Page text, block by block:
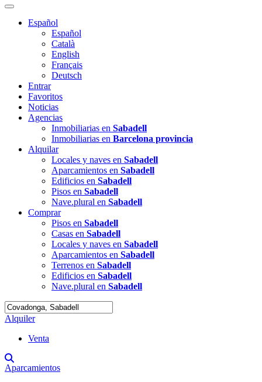
Español
Español
Català
English
Français
Deutsch
Entrar
Favoritos
Noticias
Agencias
Inmobiliarias en Sabadell
Inmobiliarias en Barcelona provincia
Alquilar
Locales y naves en Sabadell
Aparcamientos en Sabadell
Edificios en Sabadell
Pisos en Sabadell
Nave.plural en Sabadell
Comprar
Pisos en Sabadell
Casas en Sabadell
Locales y naves en Sabadell
Aparcamientos en Sabadell
Terrenos en Sabadell
Edificios en Sabadell
Nave.plural en Sabadell
Alquiler
Venta
Aparcamientos